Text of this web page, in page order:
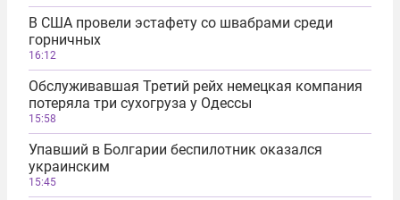
В США провели эстафету со швабрами среди
горничных
16:12
Обслуживавшая Третий рейх немецкая компания
потеряла три сухогруза у Одессы
15:58
Упавший в Болгарии беспилотник оказался
украинским
15:45